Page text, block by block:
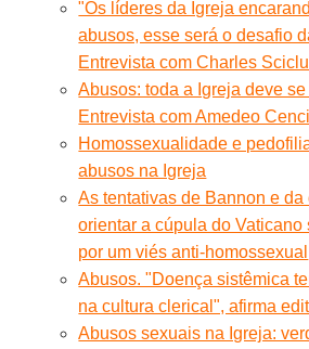
"Os líderes da Igreja
abusos, esse será o desafio
Entrevista com Charles
Abusos: toda a Igreja deve
Entrevista com Amedeo
Homossexualidade e
abusos na Igreja
As tentativas de Bannon e
orientar a cúpula do Vaticano
por um viés anti-homossexual
Abusos. "Doença sistêmica
na cultura clerical", afirma
Abusos sexuais na Igreja: